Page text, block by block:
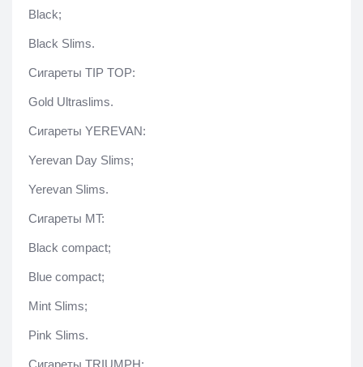
Black;
Black Slims.
Сигареты TIP TOP:
Gold Ultraslims.
Сигареты YEREVAN:
Yerevan Day Slims;
Yerevan Slims.
Сигареты MT:
Black compact;
Blue compact;
Mint Slims;
Pink Slims.
Сигареты TRIUMPH: